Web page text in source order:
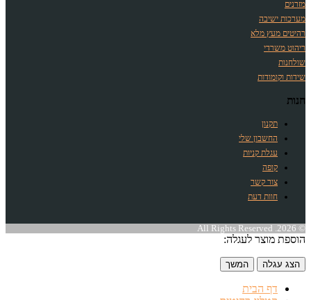
מזרנים
מערכות ישיבה
רהיטים מעץ מלא
ריהוט משרדי
שולחנות
שידות וקומודות
חנות
תקנון
החשבון שלי
עגלת קניות
קופה
צור קשר
חוות דעת
© 2026. All Rights Reserved
הוספת מוצר לעגלה:
הצג עגלה המשך
דף הבית